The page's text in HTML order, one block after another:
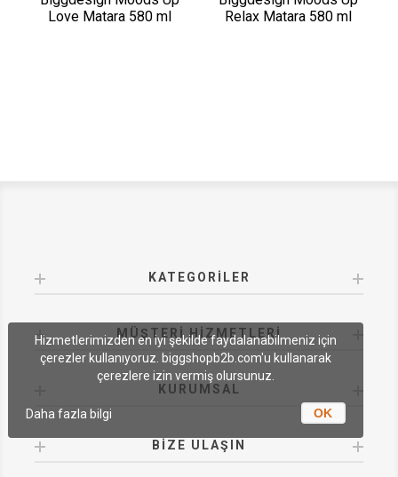
Love Matara 580 ml
Relax Matara 580 ml
KATEGORILER
MÜŞTERI HIZMETLERI
KURUMSAL
BIZE ULAŞIN
Hizmetlerimizden en iyi şekilde faydalanabilmeniz için
çerezler kullanıyoruz. biggshopb2b.com'u kullanarak
çerezlere izin vermiş olursunuz.
OK
Daha fazla bilgi